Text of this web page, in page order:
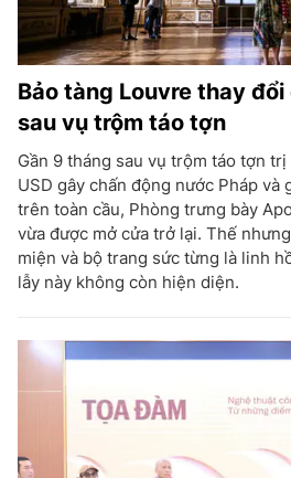
Bảo tàng Louvre thay
sau vụ trộm táo tợn
Gần 9 tháng sau vụ trộm táo tợn
USD gây chấn động nước Pháp và
trên toàn cầu, Phòng trưng bày
vừa được mở cửa trở lại. Thế
miện và bộ trang sức từng là linh
lẫy này không còn hiện diện.